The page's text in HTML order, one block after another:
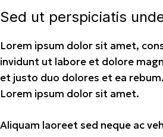
Sed ut perspiciatis
Lorem ipsum dolor sit amet,
invidunt ut labore et dolore
et justo duo dolores et ea
Lorem ipsum dolor sit amet.
Aliquam laoreet sed neque ac